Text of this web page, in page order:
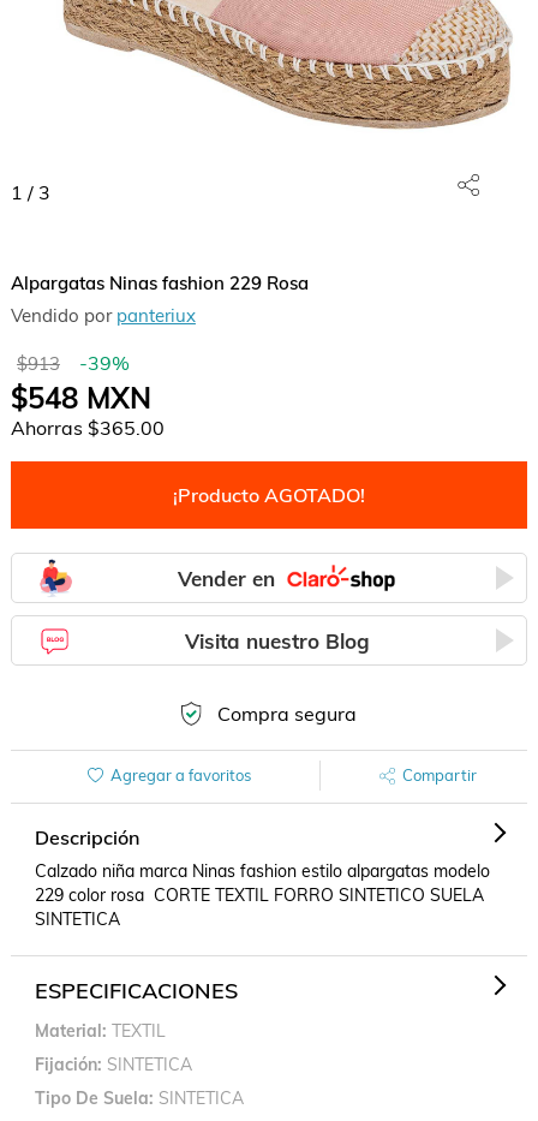
1 / 3
Alpargatas Ninas fashion 229 Rosa
Vendido por panteriux
$913 -39%
$548MXN
Ahorras $365.00
¡Producto AGOTADO!
Vender en
Visita nuestro Blog
Compra segura
Agregar a favoritos Compartir
Descripción
Calzado niña marca Ninas fashion estilo alpargatas modelo
229 color rosa  CORTE TEXTIL FORRO SINTETICO SUELA
SINTETICA
ESPECIFICACIONES
Material TEXTIL
Fijación SINTETICA
Tipo De Suela SINTETICA